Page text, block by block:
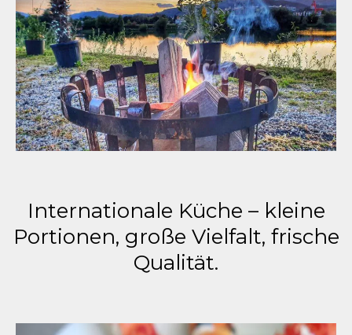
Internationale Küche – kleine
Portionen, große Vielfalt, frische
Qualität.